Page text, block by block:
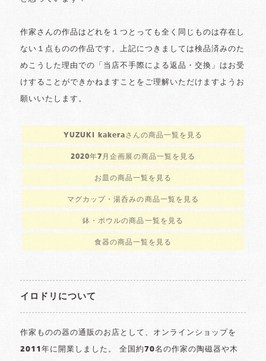
作家さんの作品はどれを１つとっても全く同じものは存在し
ない１点ものの作品です。上記につきましては検品済みのた
めこうした理由での「当店不手際による返品・交換」はお受
けすることができかねますことをご理解いただけますようお
願いいたします。
YUZUKI kakeraさんの商品一覧を見る
2020年7月企画展の商品一覧を見る
お皿の商品一覧を見る
マグカップ・湯呑みの商品一覧を見る
鉢・ボウルの商品一覧を見る
食器の商品一覧を見る
イロドリについて
作家ものの器の通販のお店として、オンラインショップを
2011年に開業しました。 全国約70名の作家の陶磁器や木